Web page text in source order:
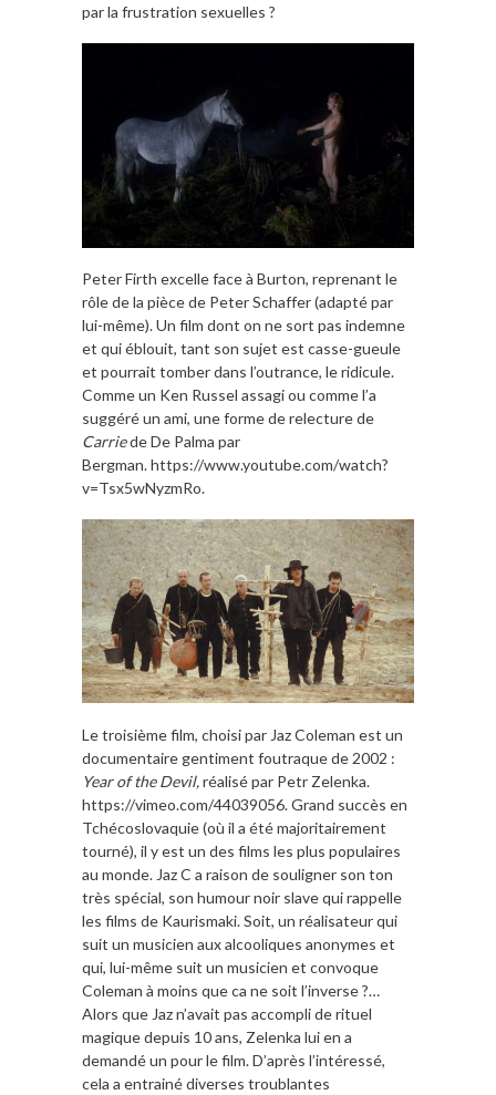
par la frustration sexuelles ?
Peter Firth excelle face à Burton, reprenant le
rôle de la pièce de Peter Schaffer (adapté par
lui-même). Un film dont on ne sort pas indemne
et qui éblouit, tant son sujet est casse-gueule
et pourrait tomber dans l’outrance, le ridicule.
Comme un Ken Russel assagi ou comme l’a
suggéré un ami, une forme de relecture de
Carriede De Palma par
Bergman. https://www.youtube.com/watch?
v=Tsx5wNyzmRo.
Le troisième film, choisi par Jaz Coleman est un
documentaire gentiment foutraque de 2002 :
Year of the Devil,réalisé par Petr Zelenka.
https://vimeo.com/44039056. Grand succès en
Tchécoslovaquie (où il a été majoritairement
tourné), il y est un des films les plus populaires
au monde. Jaz C a raison de souligner son ton
très spécial, son humour noir slave qui rappelle
les films de Kaurismaki. Soit, un réalisateur qui
suit un musicien aux alcooliques anonymes et
qui, lui-même suit un musicien et convoque
Coleman à moins que ca ne soit l’inverse ?…
Alors que Jaz n’avait pas accompli de rituel
magique depuis 10 ans, Zelenka lui en a
demandé un pour le film. D’après l’intéressé,
cela a entrainé diverses troublantes